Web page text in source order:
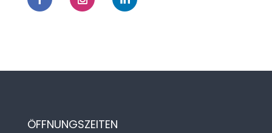
ÖFFNUNGSZEITEN